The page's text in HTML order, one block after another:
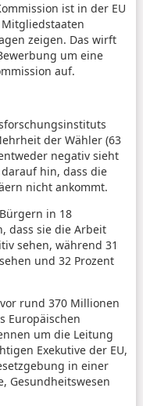
ist in der EU
zeigen. Das wirft
um eine
auf.
der Wähler (63
negativ sieht
hin, dass die
nicht ankommt.
in 18
dass sie die Arbeit
sehen, während 31
und 32 Prozent
rund 370 Millionen
Europäischen
um die Leitung
Exekutive der EU,
in einer
Gesundheitswesen